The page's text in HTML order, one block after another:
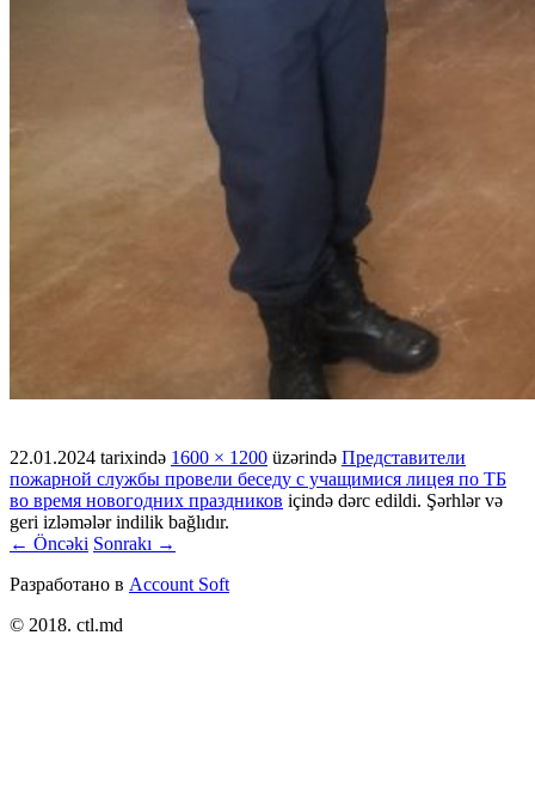
22.01.2024 tarixində 1600 × 1200 üzərində Представители
пожарной службы провели беседу с учащимися лицея по ТБ
во время новогодних праздников içində dərc edildi. Şərhlər və
geri izləmələr indilik bağlıdır.
← Öncəki Sonrakı →
Разработано в Account Soft
© 2018. ctl.md